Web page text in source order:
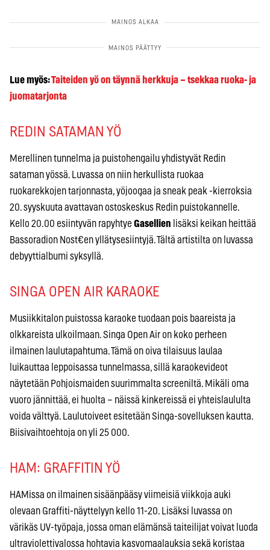
Lue myös:Taiteiden yö on täynnä herkkuja – tsekkaa ruoka- ja
juomatarjonta
REDIN SATAMAN YÖ
Merellinen tunnelma ja puistohengailu yhdistyvät Redin
sataman yössä. Luvassa on niin herkullista ruokaa
ruokarekkojen tarjonnasta, yöjoogaa ja sneak peak -kierroksia
20. syyskuuta avattavan ostoskeskus Redin puistokannelle.
Kello 20.00 esiintyvän rapyhtye Gasellien lisäksi keikan heittää
Bassoradion Nost€en yllätysesiintyjä. Tältä artistilta on luvassa
debyyttialbumi syksyllä.
SINGA OPEN AIR KARAOKE
Musiikkitalon puistossa karaoke tuodaan pois baareista ja
olkkareista ulkoilmaan. Singa Open Air on koko perheen
ilmainen laulutapahtuma. Tämä on oiva tilaisuus laulaa
luikauttaa leppoisassa tunnelmassa, sillä karaokevideot
näytetään Pohjoismaiden suurimmalta screeniltä. Mikäli oma
vuoro jännittää, ei huolta – näissä kinkereissä ei yhteislaululta
voida välttyä. Laulutoiveet esitetään Singa-sovelluksen kautta.
Biisivaihtoehtoja on yli 25 000.
HAM: GRAFFITIN YÖ
HAMissa on ilmainen sisäänpääsy viimeisiä viikkoja auki
olevaan Graffiti-näyttelyyn kello 11-20. Lisäksi luvassa on
värikäs UV-työpaja, jossa oman elämänsä taiteilijat voivat luoda
ultraviolettivalossa hohtavia kasvomaalauksia sekä koristaa